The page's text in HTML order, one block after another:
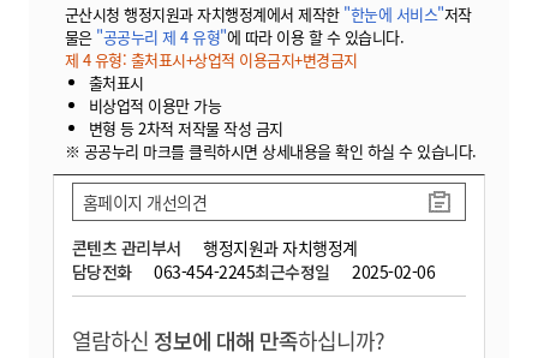
군산시청 행정지원과 자치행정계에서 제작한 "한눈에 서비스"저작
물은 "공공누리 제 4 유형"에 따라 이용 할 수 있습니다.
제 4 유형: 출처표시+상업적 이용금지+변경금지
출처표시
비상업적 이용만 가능
변형 등 2차적 저작물 작성 금지
※ 공공누리 마크를 클릭하시면 상세내용을 확인 하실 수 있습니다.
콘텐츠 관리부서
행정지원과 자치행정계
담당전화
063-454-2245최근수정일 2025-02-06
홈페이지 개선의견
열람하신 정보에 대해 만족하십니까?